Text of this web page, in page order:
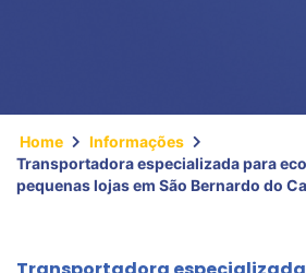
Home
Informações
Transportadora especializada para
pequenas lojas em São Bernardo do